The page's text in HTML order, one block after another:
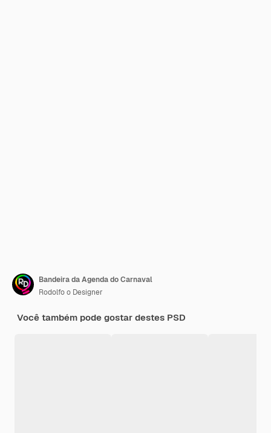
Bandeira da Agenda do Carnaval
Rodolfo o Designer
Você também pode gostar destes PSD